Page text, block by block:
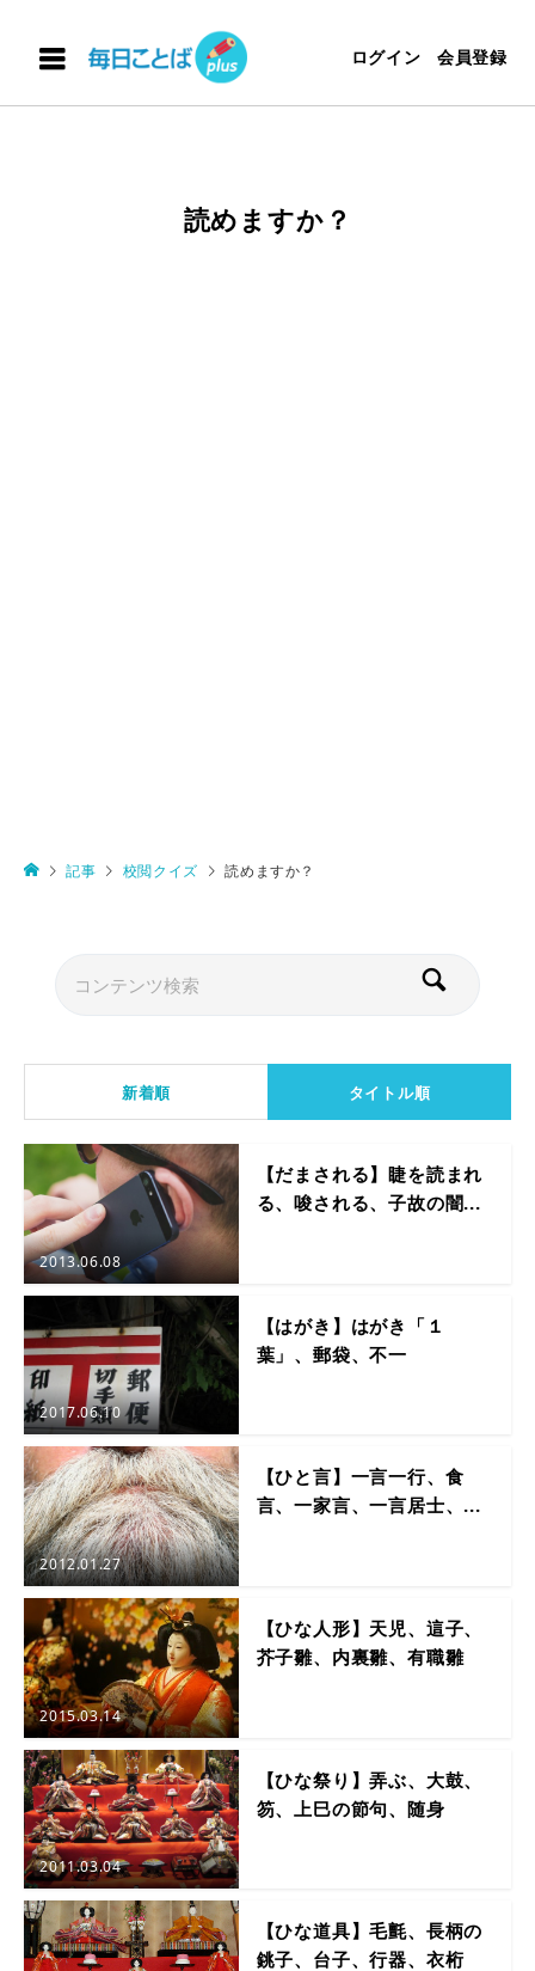
ログイン 会員登録
読めますか？
記事 校閲クイズ 読めますか？
新着順 タイトル順
2013.06.08
【だまされる】睫を読まれ
る、唆される、子故の闇...
2017.06.10
【はがき】はがき「１
葉」、郵袋、不一
2012.01.27
【ひと言】一言一行、食
言、一家言、一言居士、...
2015.03.14
【ひな人形】天児、這子、
芥子雛、内裏雛、有職雛
2011.03.04
【ひな祭り】弄ぶ、大鼓、
笏、上巳の節句、随身
【ひな道具】毛氈、長柄の
銚子、台子、行器、衣桁